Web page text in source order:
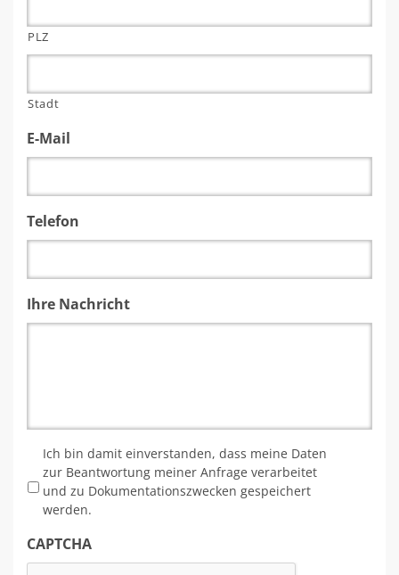
PLZ
Stadt
E-Mail
Telefon
Ihre Nachricht
Ich bin damit einverstanden, dass meine Daten
zur Beantwortung meiner Anfrage verarbeitet
und zu Dokumentationszwecken gespeichert
werden.
CAPTCHA